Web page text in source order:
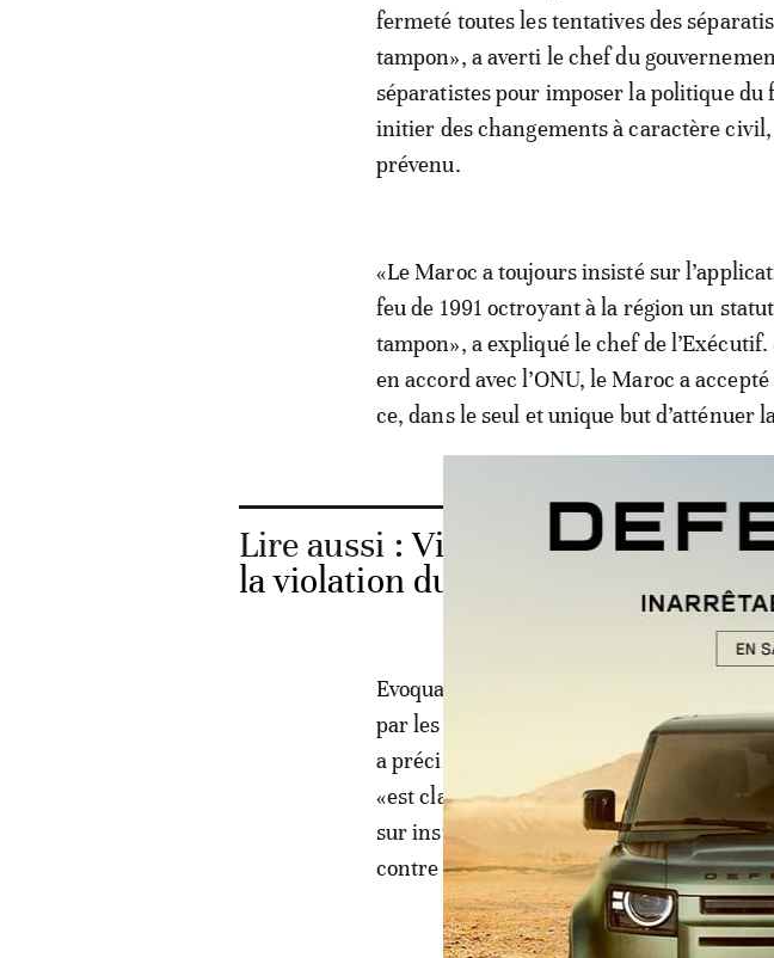
fermeté toutes les tentatives des
tampon», a averti le chef du
séparatistes pour imposer la politique
initier des changements à caractère
prévenu.
«Le Maroc a toujours insisté sur
feu de 1991 octroyant à la région un
tampon», a expliqué le chef de
en accord avec l’ONU, le Maroc a
ce, dans le seul et unique but d’atténuer
Lire aussi :Vidéo. El Othmani:
la violation du cessez-le-feu par le
Evoquant l’action entreprise
par les récents mouvements séparatistes
a précisé que la lettre du roi Mohammed
«est claire et nette». «Le gouvernement
sur instructions du souverain, une
contre les violations des séparatistes».